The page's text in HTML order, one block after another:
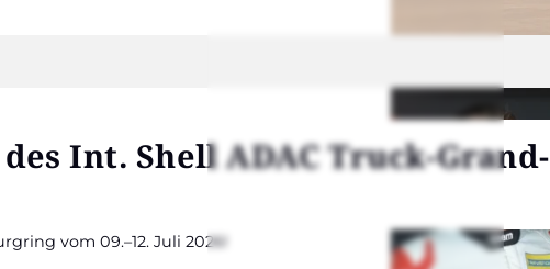
Int. Shell ADAC Truck-Grand-
vom 09.–12. Juli 2026!